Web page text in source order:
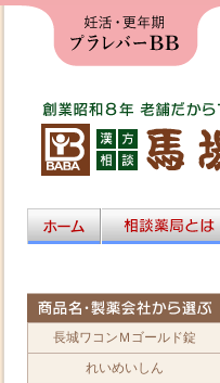
長城ワコンＭゴールド錠
れいめいしん